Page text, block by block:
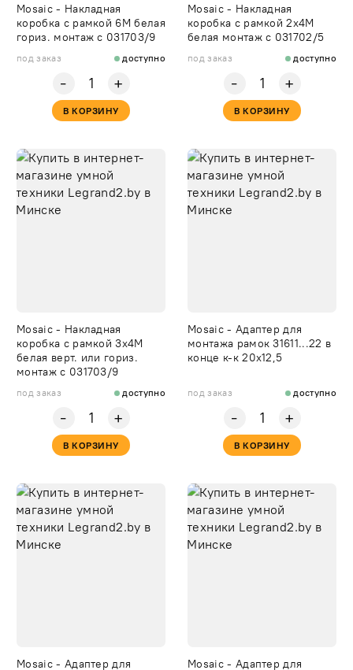
Mosaic - Накладная
коробка с рамкой 6М белая
гориз. монтаж с 031703/9
под заказ доступно
- +
В КОРЗИНУ
Mosaic - Накладная
коробка с рамкой 2х4М
белая монтаж с 031702/5
под заказ доступно
- +
В КОРЗИНУ
Mosaic - Накладная
коробка с рамкой 3х4М
белая верт. или гориз.
монтаж с 031703/9
под заказ доступно
- +
В КОРЗИНУ
Mosaic - Адаптер для
монтажа рамок 31611...22 в
конце к-к 20х12,5
под заказ доступно
- +
В КОРЗИНУ
Mosaic - Адаптер для
Mosaic - Адаптер для